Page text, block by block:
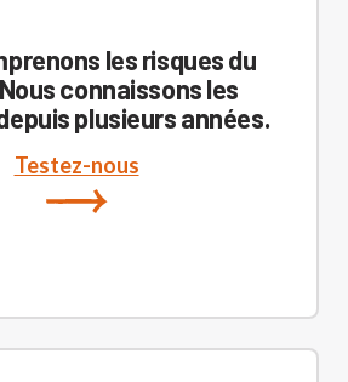
les risques du
connaissons les
plusieurs années.
Testez-nous